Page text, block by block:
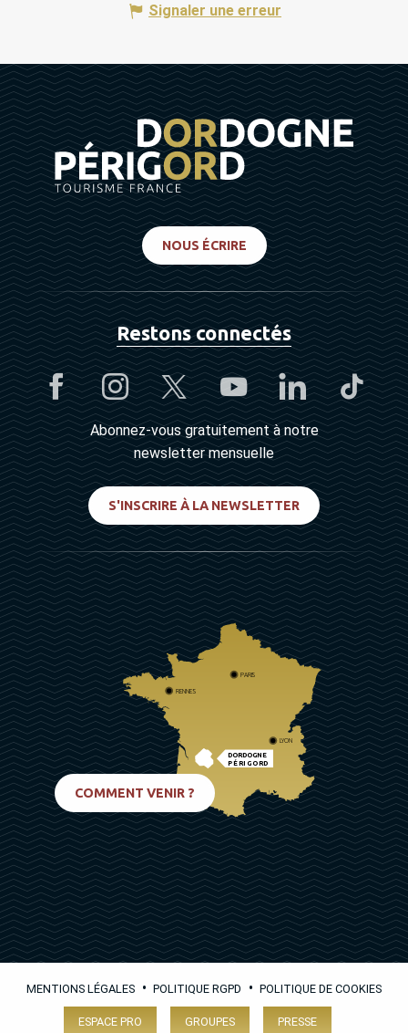
Signaler une erreur
NOUS ÉCRIRE
Restons connectés
Abonnez-vous gratuitement à notre
newsletter mensuelle
S'INSCRIRE À LA NEWSLETTER
DORDOGNE
PÉRIGORD
PARIS
RENNES
LYON
COMMENT VENIR ?
MENTIONS LÉGALES • POLITIQUE RGPD • POLITIQUE DE COOKIES
ESPACE PRO GROUPES PRESSE